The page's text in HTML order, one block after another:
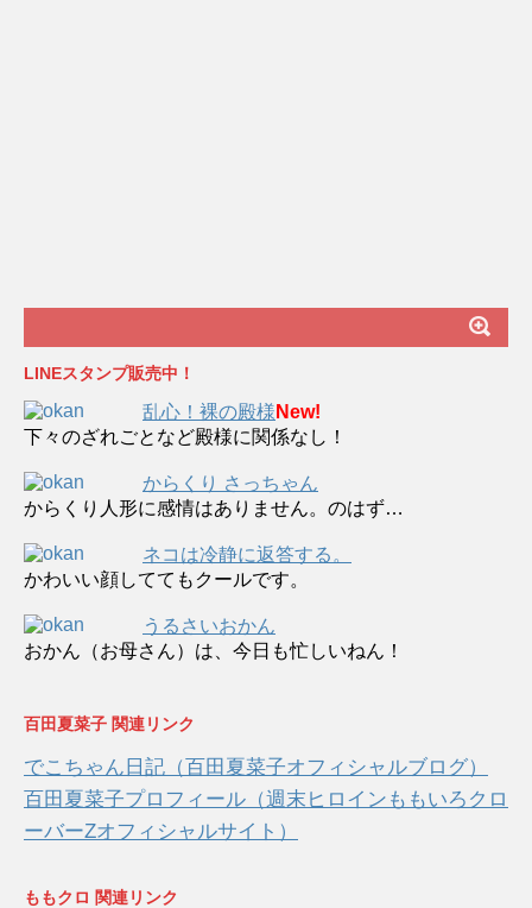
LINEスタンプ販売中！
乱心！裸の殿様 New!
下々のざれごとなど殿様に関係なし！
からくり さっちゃん
からくり人形に感情はありません。のはず…
ネコは冷静に返答する。
かわいい顔しててもクールです。
うるさいおかん
おかん（お母さん）は、今日も忙しいねん！
百田夏菜子 関連リンク
でこちゃん日記（百田夏菜子オフィシャルブログ）
百田夏菜子プロフィール（週末ヒロインももいろクロ
ーバーZオフィシャルサイト）
ももクロ 関連リンク